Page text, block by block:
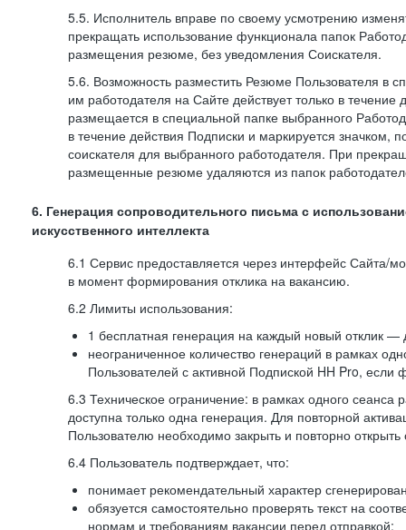
5.5. Исполнитель вправе по своему усмотрению
прекращать использование функционала папок
размещения резюме, без уведомления Соискателя.
5.6. Возможность разместить Резюме Пользователя в
им работодателя на Сайте действует только в
размещается в специальной папке выбранного
в течение действия Подписки и маркируется
соискателя для выбранного работодателя. При
размещенные резюме удаляются из папок
6. Генерация сопроводительного письма с
искусственного интеллекта
6.1 Сервис предоставляется через интерфейс Сайта/
в момент формирования отклика на вакансию.
6.2 Лимиты использования:
1 бесплатная генерация на каждый новый отклик —
неограниченное количество генераций в рамках
Пользователей с активной Подпиской HH Pro,
6.3 Техническое ограничение: в рамках одного сеанса
доступна только одна генерация. Для повторной
Пользователю необходимо закрыть и повторно открыть
6.4 Пользователь подтверждает, что:
понимает рекомендательный характер
обязуется самостоятельно проверять текст на
нормам и требованиям вакансии перед отправкой;